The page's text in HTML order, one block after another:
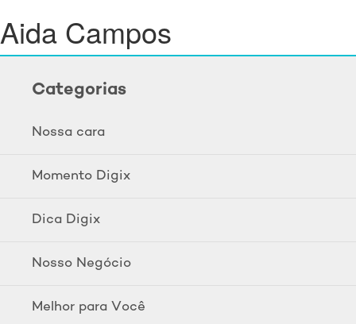
Aida Campos
Categorias
Nossa cara
Momento Digix
Dica Digix
Nosso Negócio
Melhor para Você